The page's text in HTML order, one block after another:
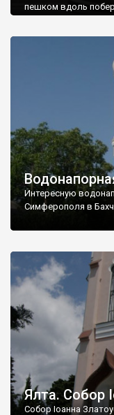
пешком вдоль
Интересную
Симферополя в
Ялта. Собор
Собор Іоанна